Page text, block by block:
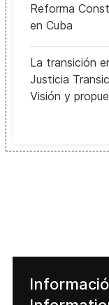
Reforma
en Cuba
La transición
Justicia
Visión y